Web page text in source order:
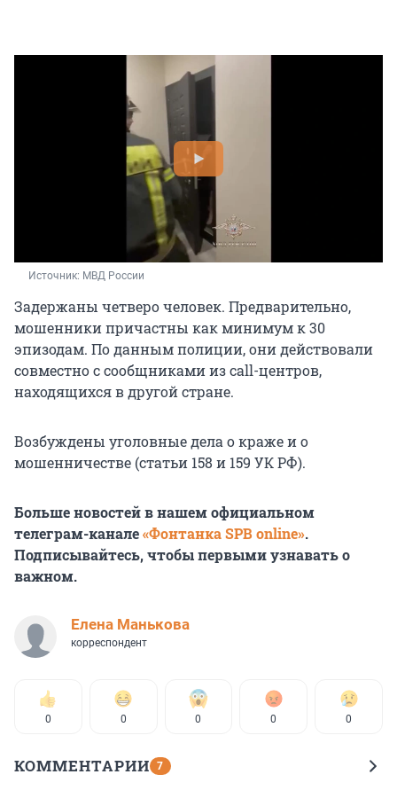
Источник: МВД России
Задержаны четверо человек. Предварительно,
мошенники причастны как минимум к 30
эпизодам. По данным полиции, они действовали
совместно с сообщниками из call-центров,
находящихся в другой стране.
Возбуждены уголовные дела о краже и о
мошенничестве (статьи 158 и 159 УК РФ).
Больше новостей в нашем официальном
телеграм-канале«Фонтанка SPB online».
Подписывайтесь, чтобы первыми узнавать о
важном.
Елена Манькова
корреспондент
0 0 0 0 0
КОММЕНТАРИИ 7